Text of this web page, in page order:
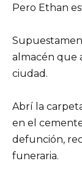
Pero Ethan
almacén que
ciudad.
Abrí la
en el
defunción,
funeraria.